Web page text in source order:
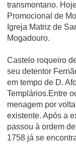
transmontano.
Promocional de
Igreja Matriz de
Mogadouro.
Castelo roqueiro
seu detentor
em tempo de D.
Templários.Entre
menagem por
existente. Após a
passou à ordem
1758 já se